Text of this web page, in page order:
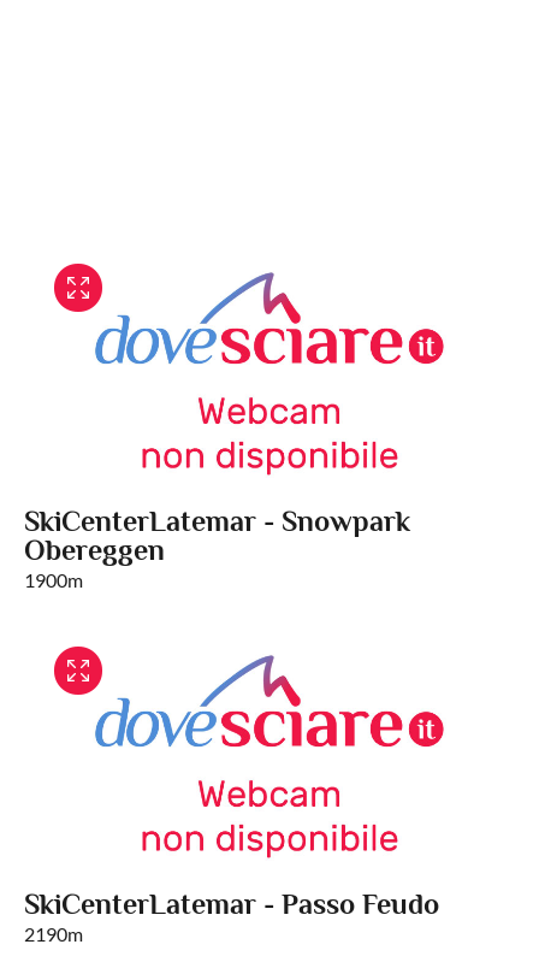
SkiCenterLatemar - Snowpark
Obereggen
1900m
SkiCenterLatemar - Passo Feudo
2190m